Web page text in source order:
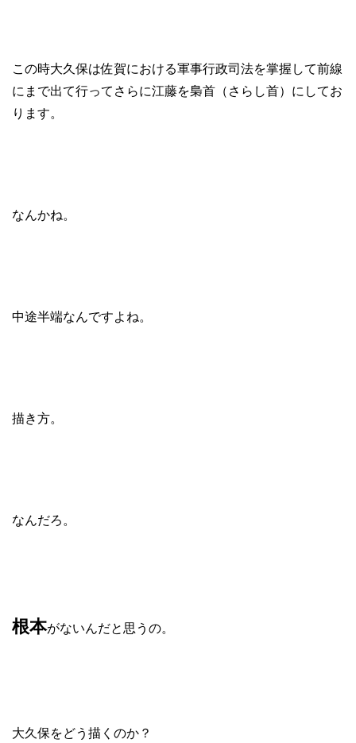
この時大久保は佐賀における軍事行政司法を掌握して前線
にまで出て行ってさらに江藤を梟首（さらし首）にしてお
ります。
なんかね。
中途半端なんですよね。
描き方。
なんだろ。
根本がないんだと思うの。
大久保をどう描くのか？